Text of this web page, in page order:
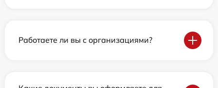
Работаете ли вы с организациями?